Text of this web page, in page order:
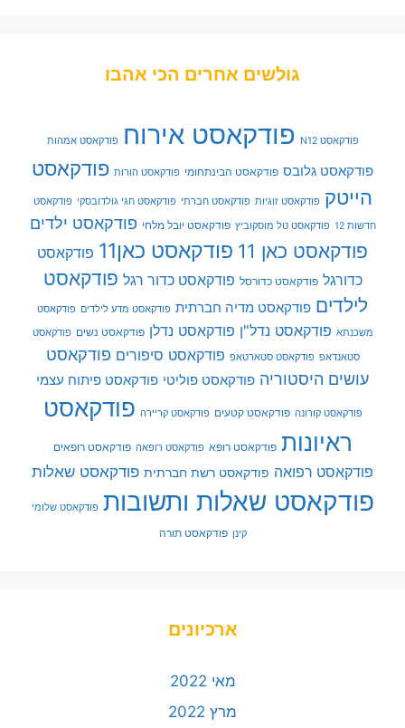
גולשים אחרים הכי אהבו
פודקאסט N12 פודקאסט אירוח פודקאסט אמהות
פודקאסט גלובס פודקאסט הבינתחומי פודקאסט הורות פודקאסט
הייטק פודקאסט זוגיות פודקאסט חברתי פודקאסט חגי גולדובסקי פודקאסט
חדשות 12 פודקאסט טל מוסקוביץ פודקאסט יובל מלחי פודקאסט ילדים
פודקאסט כאן 11 פודקאסט כאן11
פודקאסט
כדורגל פודקאסט כדורסל פודקאסט כדור רגל פודקאסט
לילדים פודקאסט מדיה חברתית פודקאסט מדע לילדים פודקאסט
משכנתא פודקאסט נדל"ן פודקאסט נדלן פודקאסט נשים פודקאסט
סטאנדאפ פודקאסט סטארטאפ פודקאסט סיפורים פודקאסט
עושים היסטוריה פודקאסט פוליטי פודקאסט פיתוח עצמי
פודקאסט קורונה פודקאסט קטעים פודקאסט קריירה פודקאסט
ראיונות פודקאסט רופא פודקאסט רופאה פודקאסט רופאים
פודקאסט רפואה פודקאסט רשת חברתית פודקאסט שאלות
פודקאסט שאלות ותשובות פודקאסט שלומי
קינן פודקאסט תורה
ארכיונים
מאי 2022
מרץ 2022